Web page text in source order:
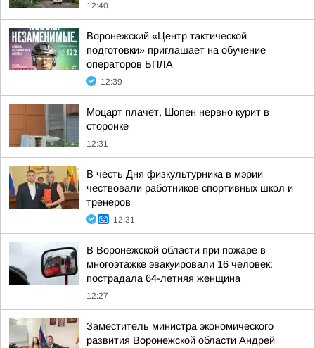
12:40
Воронежский «Центр тактической
подготовки» приглашает на обучение
операторов БПЛА
12:39
Моцарт плачет, Шопен нервно курит в
сторонке
12:31
В честь Дня физкультурника в мэрии
чествовали работников спортивных школ и
тренеров
12:31
В Воронежской области при пожаре в
многоэтажке эвакуировали 16 человек:
пострадала 64-летняя женщина
12:27
Заместитель министра экономического
развития Воронежской области Андрей